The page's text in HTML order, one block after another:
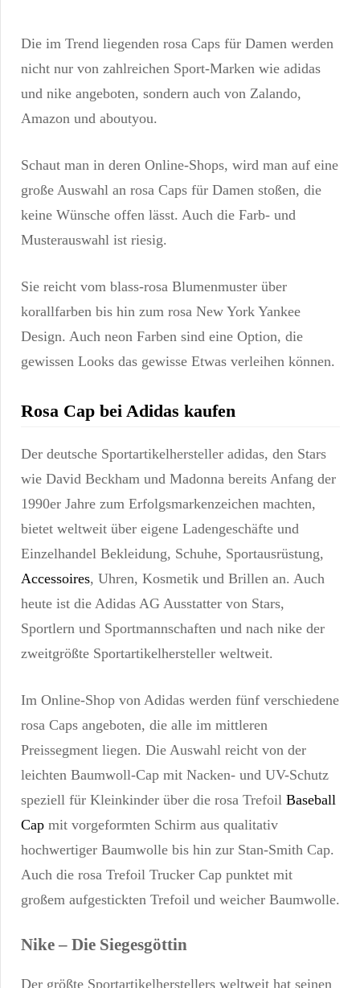
Die im Trend liegenden rosa Caps für Damen werden
nicht nur von zahlreichen Sport-Marken wie adidas
und nike angeboten, sondern auch von Zalando,
Amazon und aboutyou.
Schaut man in deren Online-Shops, wird man auf eine
große Auswahl an rosa Caps für Damen stoßen, die
keine Wünsche offen lässt. Auch die Farb- und
Musterauswahl ist riesig.
Sie reicht vom blass-rosa Blumenmuster über
korallfarben bis hin zum rosa New York Yankee
Design. Auch neon Farben sind eine Option, die
gewissen Looks das gewisse Etwas verleihen können.
Rosa Cap bei Adidas kaufen
Der deutsche Sportartikelhersteller adidas, den Stars
wie David Beckham und Madonna bereits Anfang der
1990er Jahre zum Erfolgsmarkenzeichen machten,
bietet weltweit über eigene Ladengeschäfte und
Einzelhandel Bekleidung, Schuhe, Sportausrüstung,
Accessoires, Uhren, Kosmetik und Brillen an. Auch
heute ist die Adidas AG Ausstatter von Stars,
Sportlern und Sportmannschaften und nach nike der
zweitgrößte Sportartikelhersteller weltweit.
Im Online-Shop von Adidas werden fünf verschiedene
rosa Caps angeboten, die alle im mittleren
Preissegment liegen. Die Auswahl reicht von der
leichten Baumwoll-Cap mit Nacken- und UV-Schutz
speziell für Kleinkinder über die rosa Trefoil Baseball
Cap mit vorgeformten Schirm aus qualitativ
hochwertiger Baumwolle bis hin zur Stan-Smith Cap.
Auch die rosa Trefoil Trucker Cap punktet mit
großem aufgestickten Trefoil und weicher Baumwolle.
Nike – Die Siegesgöttin
Der größte Sportartikelherstellers weltweit hat seinen